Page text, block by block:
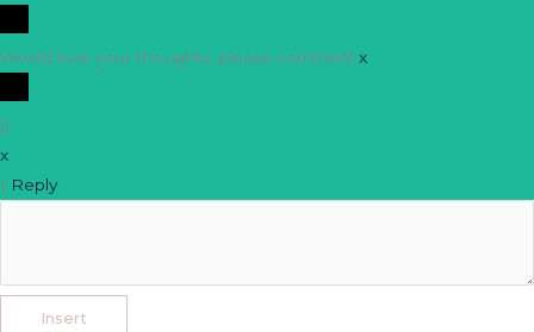
Would love your thoughts, please comment. x
()
x
| Reply
Insert